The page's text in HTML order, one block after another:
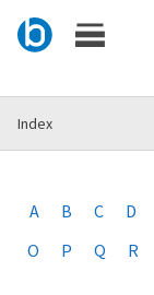
Index
A B C D
O
P Q R